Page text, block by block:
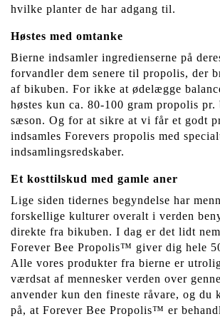
hvilke planter de har adgang til.
Høstes med omtanke
Bierne indsamler ingredienserne på
forvandler dem senere til propolis, der
af bikuben. For ikke at ødelægge
høstes kun ca. 80-100 gram propolis pr.
sæson. Og for at sikre at vi får et godt
indsamles Forevers propolis med
indsamlingsredskaber.
Et kosttilskud med gamle aner
Lige siden tidernes begyndelse har
forskellige kulturer overalt i verden
direkte fra bikuben. I dag er det lidt
Forever Bee Propolis™ giver dig hele
Alle vores produkter fra bierne er
værdsat af mennesker verden over
anvender kun den fineste råvare, og du
på, at Forever Bee Propolis™ er